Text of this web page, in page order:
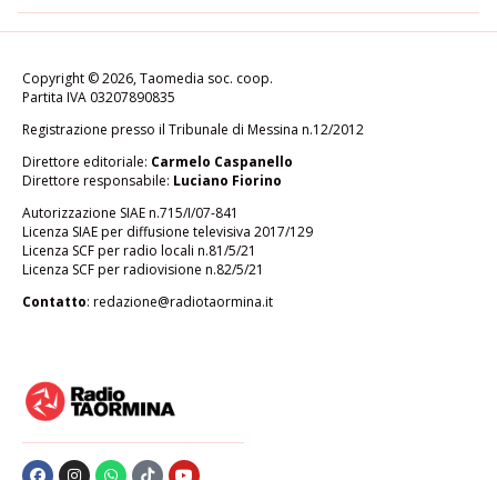
Copyright © 2026, Taomedia soc. coop.
Partita IVA 03207890835
Registrazione presso il Tribunale di Messina n.12/2012
Direttore editoriale: Carmelo Caspanello
Direttore responsabile: Luciano Fiorino
Autorizzazione SIAE n.715/I/07-841
Licenza SIAE per diffusione televisiva 2017/129
Licenza SCF per radio locali n.81/5/21
Licenza SCF per radiovisione n.82/5/21
Contatto: redazione@radiotaormina.it